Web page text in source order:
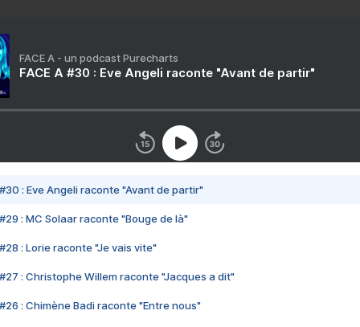
FACE A - un podcast Purecharts
FACE A #30 : Eve Angeli raconte "Avant de partir"
#30 : Eve Angeli raconte "Avant de partir"
#29 : MC Solaar raconte "Bouge de là"
#28 : Lorie raconte "Je vais vite"
#27 : Christophe Willem raconte "Jacques a dit"
#26 : Chimène Badi raconte "Entre nous"